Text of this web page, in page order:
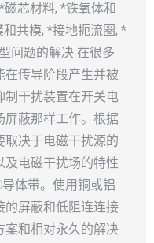
芯材料; *铁氧体和
共模; *接地扼流圈; *
问题的解决 在很多
在传导阶段产生并被
制干扰装置在开关电
屏蔽那样工作。根据
取决于电磁干扰源的
及电磁干扰场的特性
体带。使用铜或铝
的屏蔽和低阻连连接
案和相对永久的解决